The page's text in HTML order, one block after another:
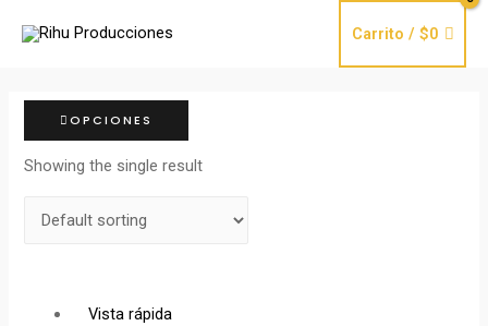
Carrito /$0
OPCIONES
Showing the single result
Vista rápida